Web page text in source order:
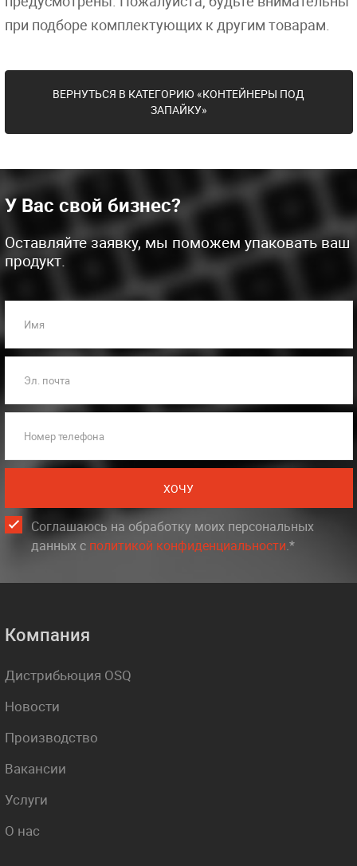
при подборе комплектующих к другим товарам.
ВЕРНУТЬСЯ В КАТЕГОРИЮ «КОНТЕЙНЕРЫ ПОД
ЗАПАЙКУ»
У Вас свой бизнес?
Оставляйте заявку, мы поможем упаковать ваш
продукт.
Имя
Эл. почта
Номер телефона
ХОЧУ
Соглашаюсь на обработку моих персональных
данных c политикой конфиденциальности.*
Компания
Дистрибьюция OSQ
Новости
Производство
Вакансии
Услуги
О нас